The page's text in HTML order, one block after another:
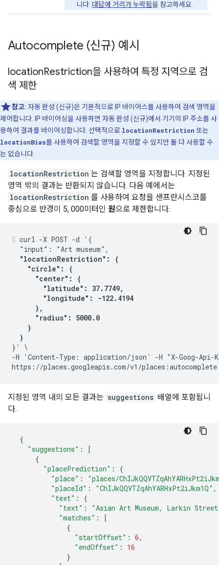
니다. 대답에 거리가 누락됨을 참고하세요.
Autocomplete (신규) 예시
locationRestriction을 사용하여 특정 지역으로 검
색 제한
참고: 자동 완성 (신규)은 기본적으로 IP 바이어스를 사용하여 검색 영역을
제어합니다. IP 바이어싱을 사용하면 자동 완성 (신규)에서 기기의 IP 주소를 사
용하여 결과를 바이어싱합니다. 선택적으로 locationRestriction 또는
locationBias를 사용하여 검색할 영역을 지정할 수 있지만 둘 다 사용할 수
는 없습니다.
locationRestriction 는 검색할 영역을 지정합니다. 지정된
영역 밖의 결과는 반환되지 않습니다. 다음 예에서는
locationRestriction 를 사용하여 요청을 샌프란시스코를
중심으로 반경이 5, 000미터인 원으로 제한합니다.
curl -X POST -d '{
  "input": "Art museum",
"locationRestriction": {
    "circle": {
      "center": {
        "latitude": 37.7749,
        "longitude": -122.4194
      },
      "radius": 5000.0
    }
  }
}' \
-H 'Content-Type: application/json' -H "X-Goog-Api-
지정된 영역 내의 모든 결과는 suggestions 배열에 포함됩니
다.
{
"suggestions" :
[
{
"placePrediction" :
{
"place" :
"places/
"placeId" : "ChIJkQQVTZqAhYARHxPt2iJkm1Q" ,
"text" :
{
"text" :
"Asian Art Museum, Larkin
"matches" :
[
{
"startOffset" : 6,
"endOffset" :
16
}